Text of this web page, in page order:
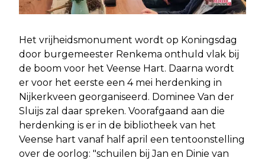
Het vrijheidsmonument wordt op Koningsdag
door burgemeester Renkema onthuld vlak bij
de boom voor het Veense Hart. Daarna wordt
er voor het eerste een 4 mei herdenking in
Nijkerkveen georganiseerd. Dominee Van der
Sluijs zal daar spreken. Voorafgaand aan die
herdenking is er in de bibliotheek van het
Veense hart vanaf half april een tentoonstelling
over de oorlog: "schuilen bij Jan en Dinie van